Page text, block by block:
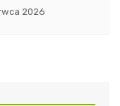
2026